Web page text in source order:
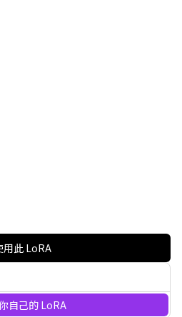
用此 LoRA
自己的 LoRA